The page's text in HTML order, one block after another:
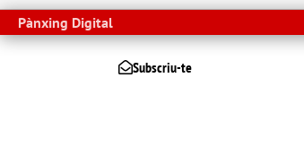
Pànxing Digital
Subscriu-te